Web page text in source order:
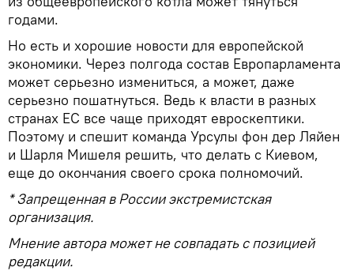
годами.
Но есть и хорошие новости для европейской
экономики. Через полгода состав Европарламента
может серьезно измениться, а может, даже
серьезно пошатнуться. Ведь к власти в разных
странах ЕС все чаще приходят евроскептики.
Поэтому и спешит команда Урсулы фон дер Ляйен
и Шарля Мишеля решить, что делать с Киевом,
еще до окончания своего срока полномочий.
* Запрещенная в России экстремистская
организация.
Мнение автора может не совпадать с позицией
редакции.